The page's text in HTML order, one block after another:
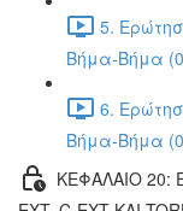
5.
Βήμα-Βήμα
6.
Βήμα-Βήμα
ΚΕΦΑΛΑΙΟ 20: